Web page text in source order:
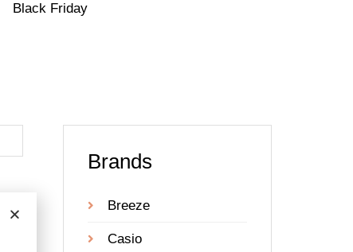
Black Friday
Brands
Breeze
Casio